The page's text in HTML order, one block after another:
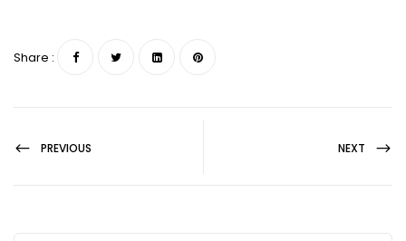
Share :
PREVIOUS NEXT